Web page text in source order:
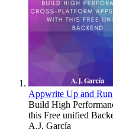
Appwrite Up and
Build High
this Free unified
A.J. García